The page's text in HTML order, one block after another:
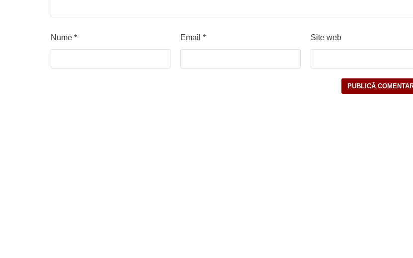
Nume * Email* Site web